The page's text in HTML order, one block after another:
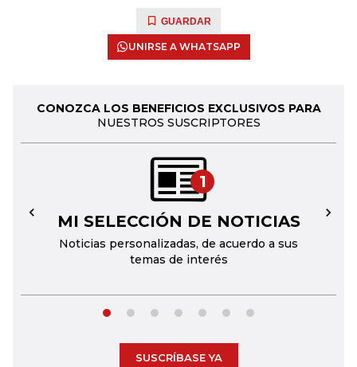
GUARDAR
UNIRSE A WHATSAPP
CONOZCA LOS BENEFICIOS EXCLUSIVOS PARA
NUESTROS SUSCRIPTORES
1
MI SELECCIÓN DE NOTICIAS
Noticias personalizadas, de acuerdo a sus
temas de interés
← →
SUSCRÍBASE YA